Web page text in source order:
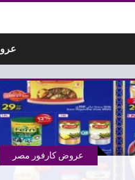
عروض كارفور مصر